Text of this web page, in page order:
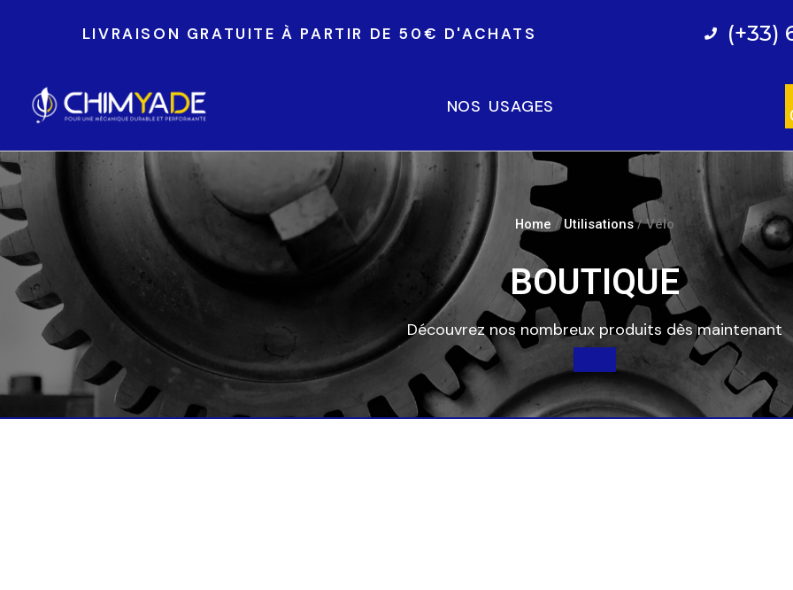
LIVRAISON GRATUITE À PARTIR DE 50€ D'ACHATS (+33)
NOS USAGES
Home /Utilisations/ Vélo
BOUTIQUE
Découvrez nos nombreux produits dès maintenant